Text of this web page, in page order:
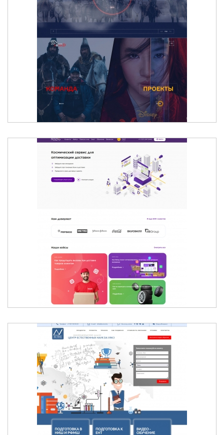
NOMAD STUNTS - МЕЖДУНАРОДНАЯ ГРУППА
ПРОФЕССИОНАЛЬНЫХ КАСКАДЕРОВ
ВНУТРИГОРОДСКОЙ МАРШРУТИЗАЦИИ
ЦЕНТР ЕСТЕСТВЕННЫХ НАУК DA VINCI -